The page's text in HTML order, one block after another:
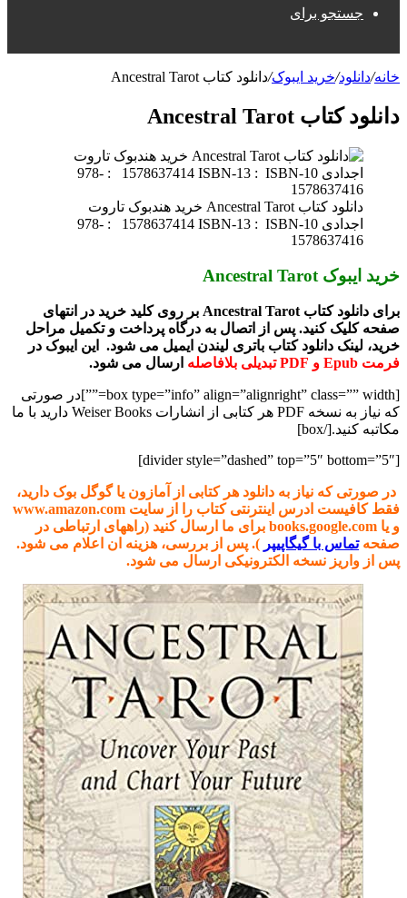
جستجو برای
خانه/دانلود/خرید ایبوک/دانلود کتاب Ancestral Tarot
دانلود کتاب Ancestral Tarot
دانلود کتاب Ancestral Tarot خرید هندبوک تاروت
اجدادی ISBN-10 ‏ : ‎ 1578637414 ISBN-13 ‏ : ‎ 978-
1578637416
خرید ایبوک Ancestral Tarot
برای دانلود کتاب Ancestral Tarot بر روی کلید خرید در انتهای
صفحه کلیک کنید. پس از اتصال به درگاه پرداخت و تکمیل مراحل
خرید، لینک دانلود کتاب باتری لیندن ایمیل می شود. این ایبوک در
فرمت Epub و PDF تبدیلی بلافاصله
ارسال می شود.
[box type=”info” align=”alignright” class=”” width=””]در صورتی
که نیاز به نسخه PDF هر کتابی از انشارات Weiser Books دارید با ما
مکاتبه کنید.[/box]
[divider style=”dashed” top=”5″ bottom=”5″]
در صورتی که نیاز به دانلود هر کتابی از آمازون یا گوگل بوک دارید،
فقط کافیست ادرس اینترنتی کتاب را از سایت www.amazon.com
و یا books.google.com برای ما ارسال کنید (راههای ارتباطی در
صفحهتماس با گیگاپیپر ). پس از بررسی، هزینه ان اعلام می شود.
پس از واریز نسخه الکترونیکی ارسال می شود.